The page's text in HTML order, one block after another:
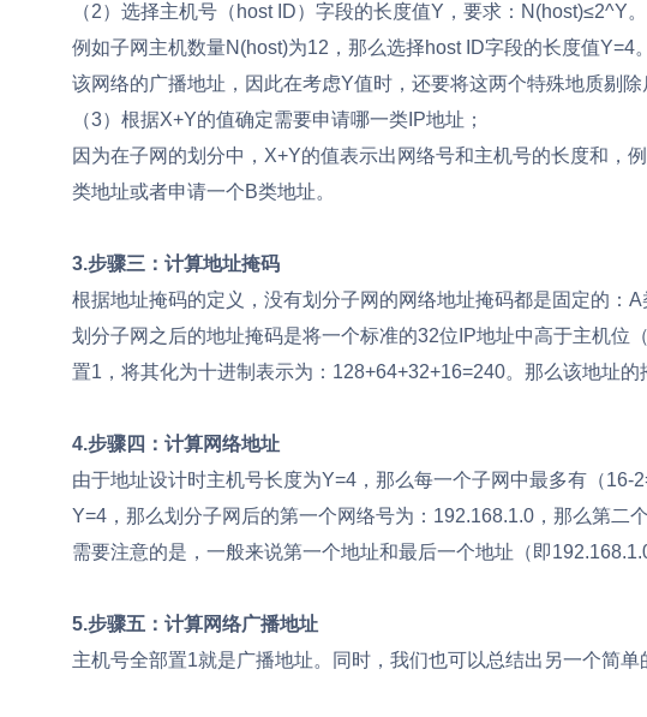
（2）选择主机号（host ID）字段的长度值Y，要求：N(host)≤2^Y。
例如子网主机数量N(host)为12，那么选择host ID字段的长度值
该网络的广播地址，因此在考虑Y值时，还要将这两个特殊地质剔除
（3）根据X+Y的值确定需要申请哪一类IP地址；
因为在子网的划分中，X+Y的值表示出网络号和主机号的长度和，
类地址或者申请一个B类地址。
3.步骤三：计算地址掩码
根据地址掩码的定义，没有划分子网的网络地址掩码都是固定的：
划分子网之后的地址掩码是将一个标准的32位IP地址中高于主机位
置1，将其化为十进制表示为：128+64+32+16=240。那么该地址的
4.步骤四：计算网络地址
由于地址设计时主机号长度为Y=4，那么每一个子网中最多有（
Y=4，那么划分子网后的第一个网络号为：192.168.1.0，那么第二
需要注意的是，一般来说第一个地址和最后一个地址（即
5.步骤五：计算网络广播地址
主机号全部置1就是广播地址。同时，我们也可以总结出另一个简